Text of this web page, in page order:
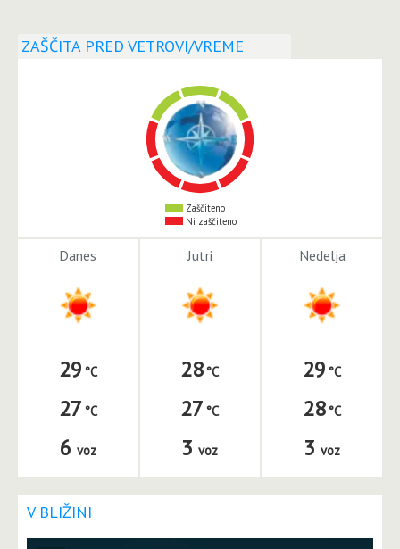
ZAŠČITA PRED VETROVI/VREME
Zaščiteno
Ni zaščiteno
Danes
29
27
6 voz
Jutri
28
27
3 voz
Nedelja
29
28
3 voz
V BLIŽINI